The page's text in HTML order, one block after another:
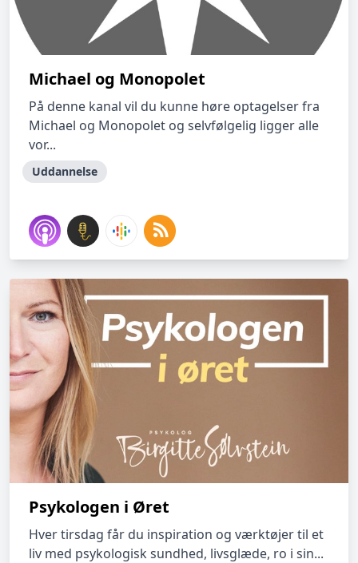
Michael og Monopolet
På denne kanal vil du kunne høre optagelser fra
Michael og Monopolet og selvfølgelig ligger alle
vor...
Uddannelse
Psykologen i Øret
Hver tirsdag får du inspiration og værktøjer til et
liv med psykologisk sundhed, livsglæde, ro i sin...